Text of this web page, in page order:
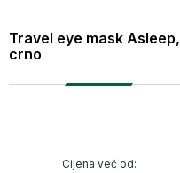
Travel eye mask Asleep,
crno
Cijena već od: